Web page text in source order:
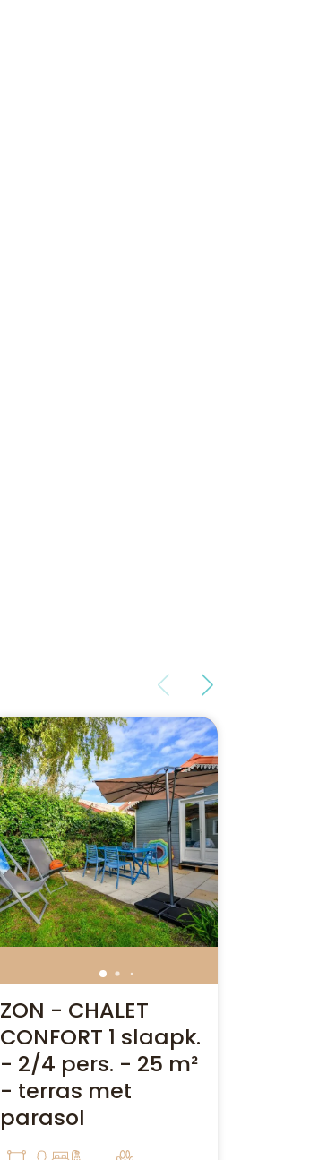
ZON - CHALET
CONFORT 1 slaapk.
- 2/4 pers. - 25 m²
- terras met
parasol